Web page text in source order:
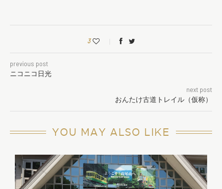
3
previous post
ニコニコ日光
next post
おんたけ古道トレイル（仮称）
YOU MAY ALSO LIKE